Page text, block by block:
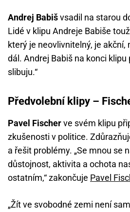
Andrej Babišvsadil na starou
Lidé v klipu Andreje Babiše
který je neovlivnitelný, je akční,
dál. Andrej Babiš na konci klipu
slibuju.“
Předvolební klipy –
Pavel Fischerve svém klipu
zkušenosti v politice.
a řešit problémy. „Se mnou se
důstojnost, aktivita a ochota
ostatním,“ zakončuje Pavel
„Žít ve svobodné zemi není